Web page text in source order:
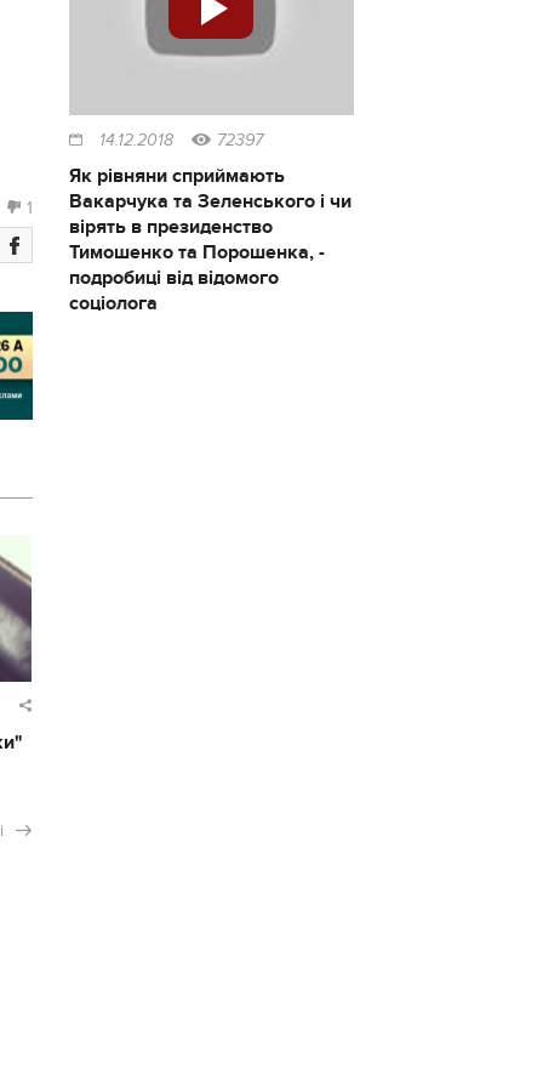
1
14.12.2018 72397
Як рівняни сприймають
Вакарчука та Зеленського і чи
вірять в президенство
Тимошенко та Порошенка, -
подробиці від відомого
соціолога